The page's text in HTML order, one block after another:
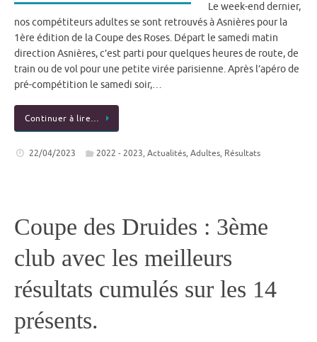
Le week-end dernier,
nos compétiteurs adultes se sont retrouvés à Asnières pour la
1ère édition de la Coupe des Roses. Départ le samedi matin
direction Asnières, c’est parti pour quelques heures de route, de
train ou de vol pour une petite virée parisienne. Après l’apéro de
pré-compétition le samedi soir,…
Continuer à lire…
22/04/2023 2022 - 2023,Actualités,Adultes, Résultats
Coupe des Druides : 3ème
club avec les meilleurs
résultats cumulés sur les 14
présents.